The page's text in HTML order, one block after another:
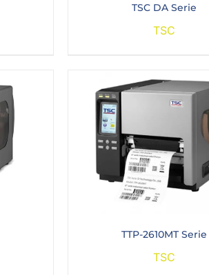
TSC DA Serie
TSC
TTP-2610MT Serie
TSC